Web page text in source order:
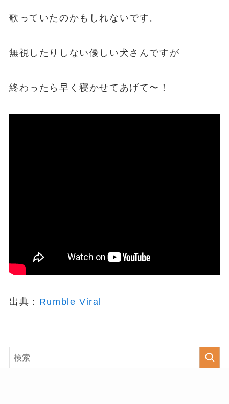
歌っていたのかもしれないです。
無視したりしない優しい犬さんですが
終わったら早く寝かせてあげて〜！
出典： Rumble Viral